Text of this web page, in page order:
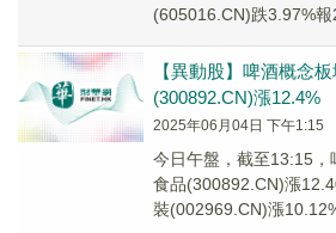
(605016.CN)跌3.97%
【異動股】啤酒概念
(300892.CN)漲12.4%
2025年06月04日 下午1:15
今日午盤，截至13:15，
食品(300892.CN)漲
裝(002969.CN)漲